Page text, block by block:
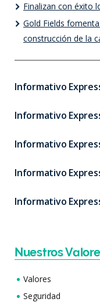
Finalizan con éxito
Gold Fields
construcción de la
Informativo
Informativo
Informativo
Informativo
Informativo
Nuestros
Valores
Seguridad